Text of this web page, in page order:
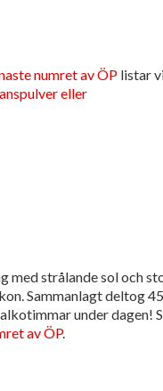
numret av ÖP listar
eller
med strålande sol och
Sammanlagt deltog
under dagen!
av ÖP.